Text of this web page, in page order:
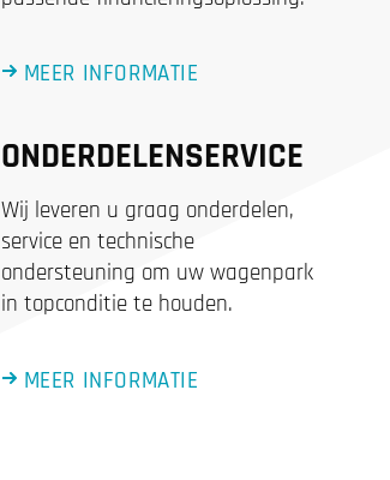
MEER INFORMATIE
ONDERDELENSERVICE
Wij leveren u graag onderdelen,
service en technische
ondersteuning om uw wagenpark
in topconditie te houden.
MEER INFORMATIE